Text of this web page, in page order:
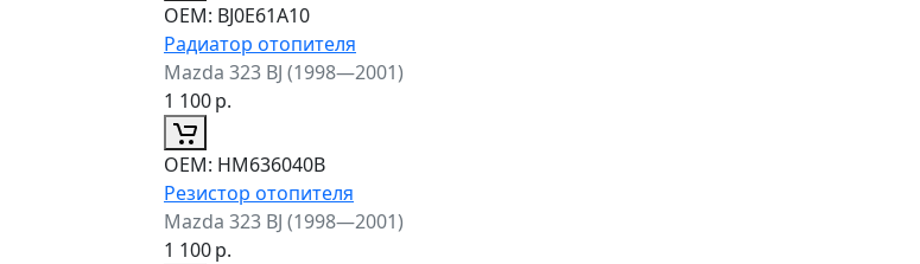
ОЕМ: BJ0E61A10
Радиатор отопителя
Mazda 323 BJ (1998—2001)
1 100р.
ОЕМ: HM636040B
Резистор отопителя
Mazda 323 BJ (1998—2001)
1 100р.